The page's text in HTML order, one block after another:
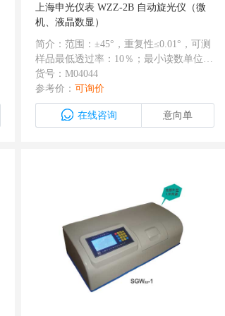
上海申光仪表 WZZ-2B 自动旋光仪（微
机、液晶数显）
简介：范围：±45°，重复性≤0.01°，可测
样品最低透过率：10％；最小读数单位：
0.002°，有RS232接口，保存三次复测数
据并计算平均值
货号：M04044
参考价：可询价
在线咨询 意向单